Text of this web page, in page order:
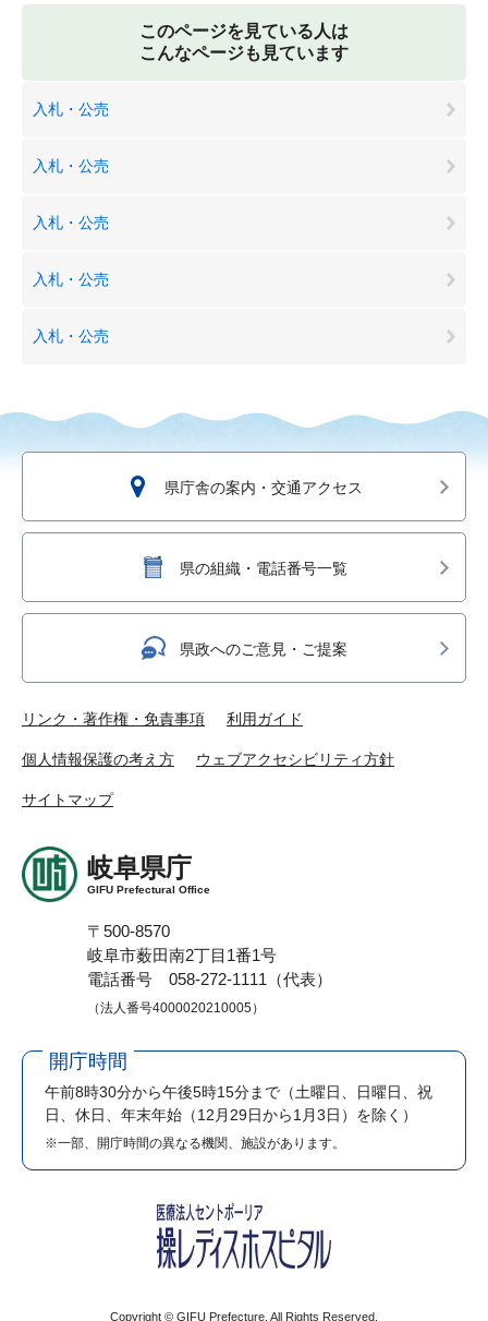
このページを見ている人は
こんなページも見ています
入札・公売
入札・公売
入札・公売
入札・公売
入札・公売
県庁舎の案内・交通アクセス
県の組織・電話番号一覧
県政へのご意見・ご提案
リンク・著作権・免責事項 利用ガイド
個人情報保護の考え方 ウェブアクセシビリティ方針
サイトマップ
岐阜県庁
GIFU Prefectural Office
〒500-8570
岐阜市薮田南2丁目1番1号
電話番号 058-272-1111（代表）
（法人番号4000020210005）
開庁時間
午前8時30分から午後5時15分まで （土曜日、日曜日、祝
日、休日、年末年始（12月29日から1月3日）を除く）
※一部、開庁時間の異なる機関、施設があります。
Copyright © GIFU Prefecture. All Rights Reserved.